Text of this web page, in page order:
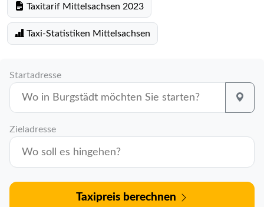
Taxitarif Mittelsachsen 2023
Taxi-Statistiken Mittelsachsen
Startadresse
Zieladresse
Taxipreis berechnen